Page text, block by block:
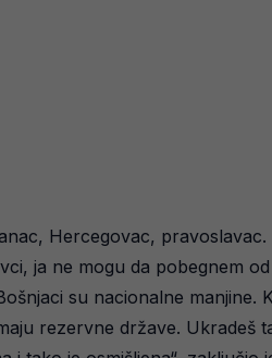
Hercegovac,
ja ne mogu da pobegnem
su nacionalne
rezervne države.